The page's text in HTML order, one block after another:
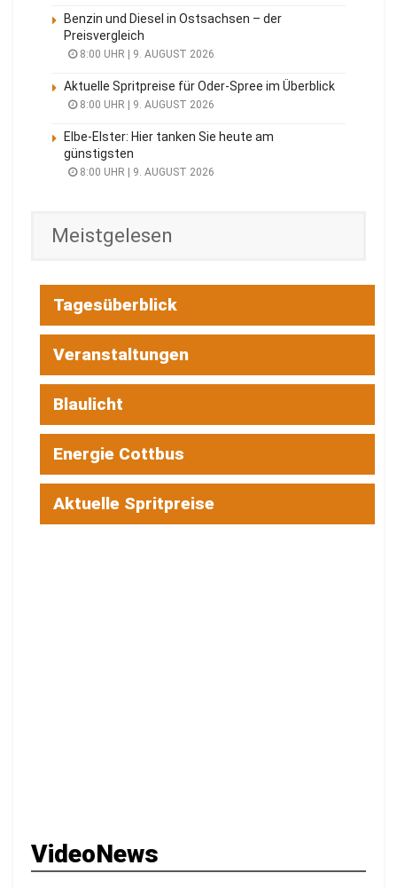
Benzin und Diesel in Ostsachsen – der
Preisvergleich
8:00 UHR | 9. AUGUST 2026
Aktuelle Spritpreise für Oder-Spree im Überblick
8:00 UHR | 9. AUGUST 2026
Elbe-Elster: Hier tanken Sie heute am
günstigsten
8:00 UHR | 9. AUGUST 2026
Meistgelesen
Tagesüberblick
Veranstaltungen
Blaulicht
Energie Cottbus
Aktuelle Spritpreise
VideoNews